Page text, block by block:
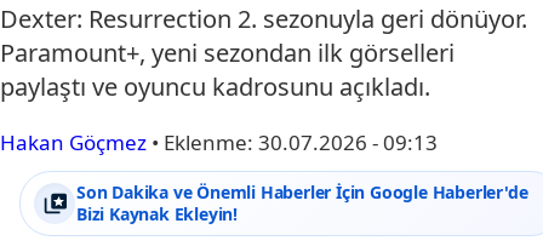
Dexter: Resurrection 2. sezonuyla geri dönüyor.
Paramount+, yeni sezondan ilk görselleri
paylaştı ve oyuncu kadrosunu açıkladı.
Hakan Göçmez • Eklenme: 30.07.2026 - 09:13
Son Dakika ve Önemli Haberler İçin Google Haberler'de
Bizi Kaynak Ekleyin!